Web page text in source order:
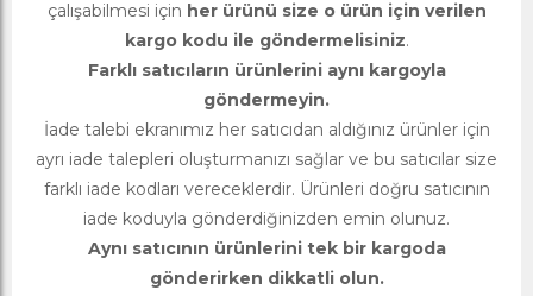
çalışabilmesi için her ürünü size o ürün için verilen
kargo kodu ile göndermelisiniz.
Farklı satıcıların ürünlerini aynı kargoyla
göndermeyin.
İade talebi ekranımız her satıcıdan aldığınız ürünler için
ayrı iade talepleri oluşturmanızı sağlar ve bu satıcılar size
farklı iade kodları vereceklerdir. Ürünleri doğru satıcının
iade koduyla gönderdiğinizden emin olunuz.
Aynı satıcının ürünlerini tek bir kargoda
gönderirken dikkatli olun.